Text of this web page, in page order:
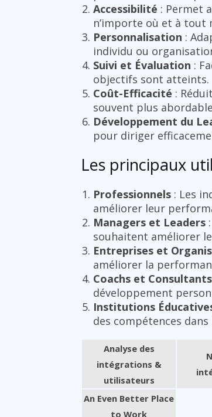
Accessibilité : Permet
n’importe où et à tout
Personnalisation :
individu ou
Suivi et Évaluation :
objectifs sont atteints.
Coût-Efficacité :
souvent plus
Développement du
pour diriger
Les principaux
Professionnels : Les
améliorer leur
Managers et Leaders
souhaitent améliorer
Entreprises et
améliorer la
Coachs et Consultants
développement
Institutions
des compétences
Analyse des
intégrations &
utilisateurs
An Even Better Place
to Work